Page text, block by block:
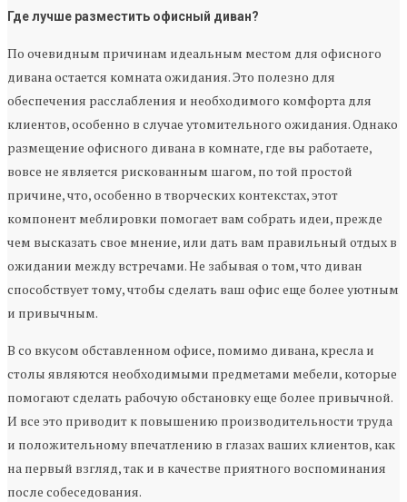
Где лучше разместить офисный диван?
По очевидным причинам идеальным местом для офисного
дивана остается комната ожидания. Это полезно для
обеспечения расслабления и необходимого комфорта для
клиентов, особенно в случае утомительного ожидания. Однако
размещение офисного дивана в комнате, где вы работаете,
вовсе не является рискованным шагом, по той простой
причине, что, особенно в творческих контекстах, этот
компонент меблировки помогает вам собрать идеи, прежде
чем высказать свое мнение, или дать вам правильный отдых в
ожидании между встречами. Не забывая о том, что диван
способствует тому, чтобы сделать ваш офис еще более уютным
и привычным.
В со вкусом обставленном офисе, помимо дивана, кресла и
столы являются необходимыми предметами мебели, которые
помогают сделать рабочую обстановку еще более привычной.
И все это приводит к повышению производительности труда
и положительному впечатлению в глазах ваших клиентов, как
на первый взгляд, так и в качестве приятного воспоминания
после собеседования.